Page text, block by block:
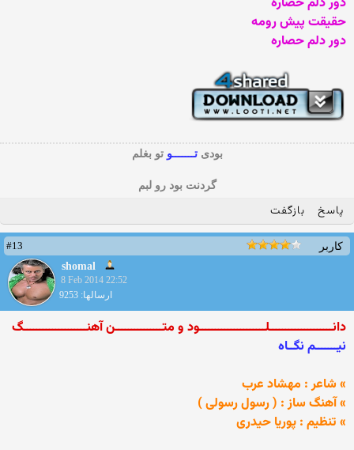
حقیقت پیش رومه
دور دلم حصاره
بودیتـــــــوتو بغلم
گردنت بود رو لبم
پاسخ بازگفت
کاربر
#13
shomal
8 Feb 2014 22:52
ارسالها: 9253
دانــــــــــــــــــــلـــــــــــــــــــــود و متـــــــــــــــن آهنــــــــــــــــــــگ
نیـــــــم نگــاه
» شاعر : مهشاد عرب
» آهنگ ساز : ( رسول رسولی )
» تنظیم : پوریا حیدری